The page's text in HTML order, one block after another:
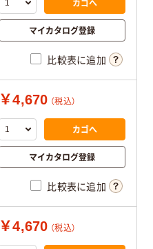
カゴへ
マイカタログ登録
比較表に追加
￥4,670 （税込）
カゴへ
マイカタログ登録
比較表に追加
￥4,670 （税込）